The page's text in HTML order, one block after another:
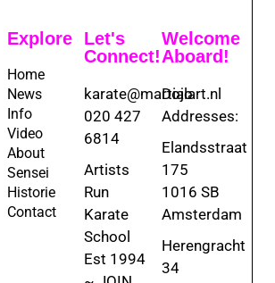
Explore
Home
News
Info
Video
About
Sensei
Historie
Contact
Let's
Connect!
karate@martialart.nl
020 427
6814
Artists
Run
Karate
School
Est 1994
Welcome
Aboard!
Dojo
Addresses:
Elandsstraat
175
1016 SB
Amsterdam
Herengracht
34